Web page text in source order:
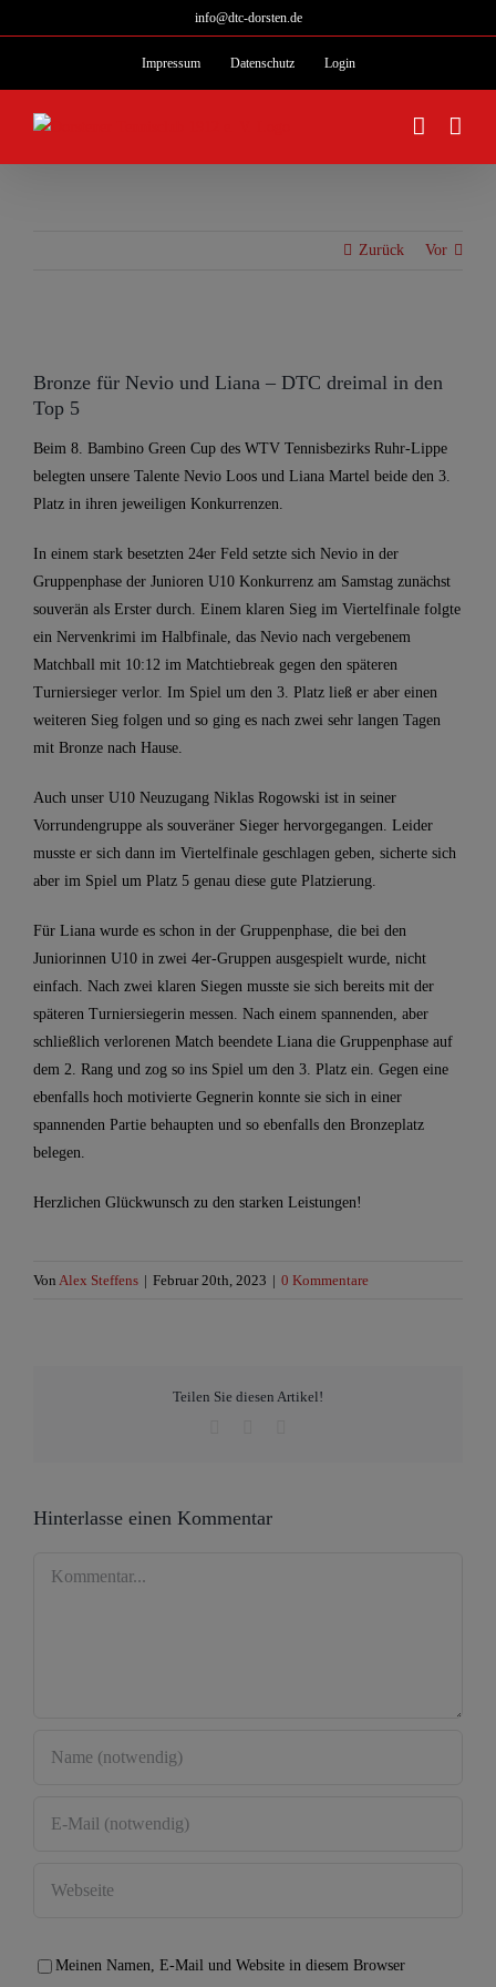
Inhalt
info@dtc-dorsten.de
Impressum Datenschutz Login
Zurück Vor
grösseres
Bild
Bronze für Nevio und Liana – DTC dreimal in den
Top 5
Beim 8. Bambino Green Cup des WTV Tennisbezirks Ruhr-Lippe
belegten unsere Talente Nevio Loos und Liana Martel beide den 3.
Platz in ihren jeweiligen Konkurrenzen.
In einem stark besetzten 24er Feld setzte sich Nevio in der
Gruppenphase der Junioren U10 Konkurrenz am Samstag zunächst
souverän als Erster durch. Einem klaren Sieg im Viertelfinale folgte
ein Nervenkrimi im Halbfinale, das Nevio nach vergebenem
Matchball mit 10:12 im Matchtiebreak gegen den späteren
Turniersieger verlor. Im Spiel um den 3. Platz ließ er aber einen
weiteren Sieg folgen und so ging es nach zwei sehr langen Tagen
mit Bronze nach Hause.
Auch unser U10 Neuzugang Niklas Rogowski ist in seiner
Vorrundengruppe als souveräner Sieger hervorgegangen. Leider
musste er sich dann im Viertelfinale geschlagen geben, sicherte sich
aber im Spiel um Platz 5 genau diese gute Platzierung.
Für Liana wurde es schon in der Gruppenphase, die bei den
Juniorinnen U10 in zwei 4er-Gruppen ausgespielt wurde, nicht
einfach. Nach zwei klaren Siegen musste sie sich bereits mit der
späteren Turniersiegerin messen. Nach einem spannenden, aber
schließlich verlorenen Match beendete Liana die Gruppenphase auf
dem 2. Rang und zog so ins Spiel um den 3. Platz ein. Gegen eine
ebenfalls hoch motivierte Gegnerin konnte sie sich in einer
spannenden Partie behaupten und so ebenfalls den Bronzeplatz
belegen.
Herzlichen Glückwunsch zu den starken Leistungen!
Von Alex Steffens | Februar 20th, 2023 | 0 Kommentare
Teilen Sie diesen Artikel!
Hinterlasse einen Kommentar
Meinen Namen, E-Mail und Website in diesem Browser